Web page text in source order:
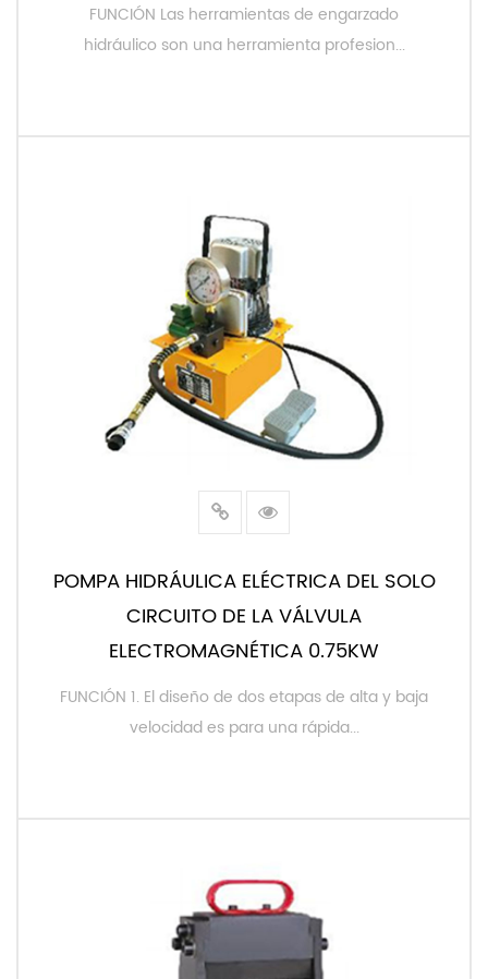
FUNCIÓN Las herramientas de engarzado
hidráulico son una herramienta profesion...
POMPA HIDRÁULICA ELÉCTRICA DEL SOLO
CIRCUITO DE LA VÁLVULA
ELECTROMAGNÉTICA 0.75KW
FUNCIÓN 1. El diseño de dos etapas de alta y baja
velocidad es para una rápida...